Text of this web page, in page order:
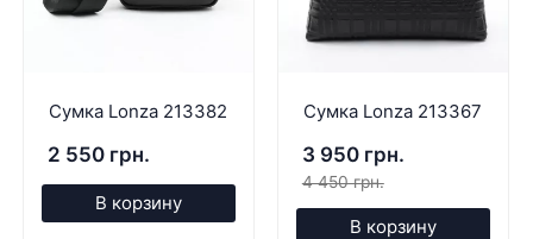
Сумка Lonza 213382
2 550 грн.
В корзину
Сумка Lonza 213367
3 950 грн.
4 450 грн.
В корзину